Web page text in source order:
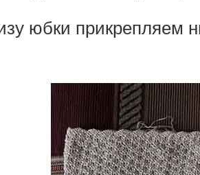
юбки прикрепляем